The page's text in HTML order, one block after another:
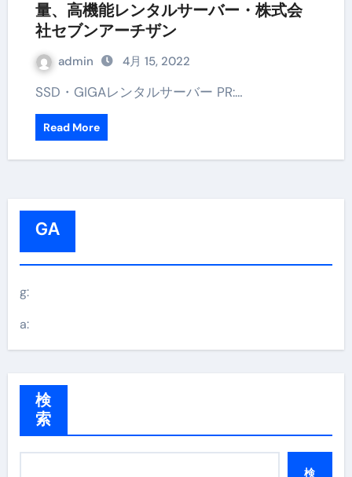
量、高機能レンタルサーバー・株式会
社セブンアーチザン
admin 4月 15, 2022
SSD・GIGAレンタルサーバー PR:…
Read More
GA
g:
a:
検
索
検